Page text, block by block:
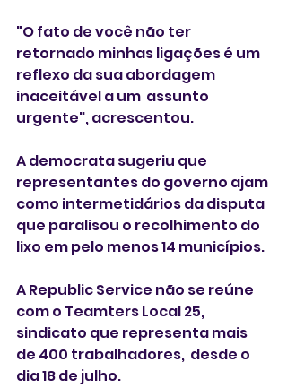
"O fato de você não ter
retornado minhas ligações é um
reflexo da sua abordagem
inaceitável a um  assunto
urgente", acrescentou.
A democrata sugeriu que
representantes do governo ajam
como intermetidários da disputa
que paralisou o recolhimento do
lixo em pelo menos 14 municípios.
A Republic Service não se reúne
com o Teamters Local 25,
sindicato que representa mais
de 400 trabalhadores,  desde o
dia 18 de julho.